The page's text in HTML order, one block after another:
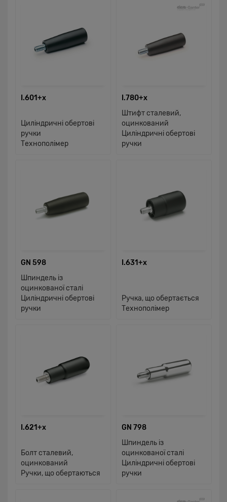
I.601+x
Циліндричні обертові
ручки
Технополімер
I.780+x
Штифт сталевий,
оцинкований
Циліндричні обертові
ручки
GN 598
Шпиндель із
оцинкованої сталі
Циліндричні обертові
ручки
I.631+x
Ручка, що обертається
Технополімер
I.621+x
Болт сталевий,
оцинкований
Ручки, що обертаються
GN 798
Шпиндель із
оцинкованої сталі
Циліндричні обертові
ручки